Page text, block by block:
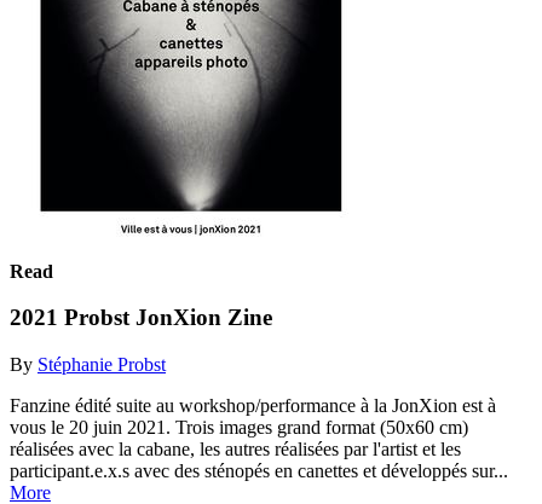
Read
2021 Probst JonXion Zine
By Stéphanie Probst
Fanzine édité suite au workshop/performance à la JonXion est à
vous le 20 juin 2021. Trois images grand format (50x60 cm)
réalisées avec la cabane, les autres réalisées par l'artist et les
participant.e.x.s avec des sténopés en canettes et développés sur...
More